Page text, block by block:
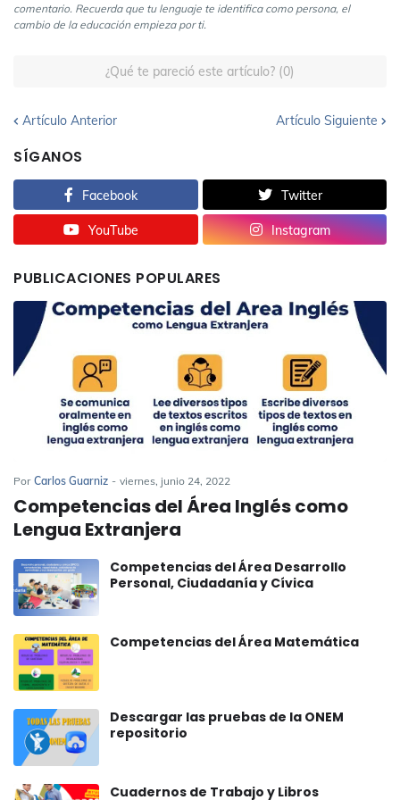
comentario. Recuerda que tu lenguaje te identifica como persona, el
cambio de la educación empieza por ti.
¿Qué te pareció este artículo? (0)
Artículo Anterior Artículo Siguiente
SÍGANOS
Facebook Twitter
YouTube Instagram
PUBLICACIONES POPULARES
Por Carlos Guarniz - viernes, junio 24, 2022
Competencias del Área Inglés como
Lengua Extranjera
Competencias del Área Desarrollo
Personal, Ciudadanía y Cívica
Competencias del Área Matemática
Descargar las pruebas de la ONEM
repositorio
Cuadernos de Trabajo y Libros